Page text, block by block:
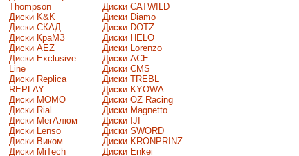
Thompson
Диски K&K
Диски СКАД
Диски КраМЗ
Диски AEZ
Диски Exclusive
Line
Диски Replica
REPLAY
Диски MOMO
Диски Rial
Диски МегАлюм
Диски Lenso
Диски Виком
Диски MiTech
Диски CATWILD
Диски Diamo
Диски DOTZ
Диски HELO
Диски Lorenzo
Диски ACE
Диски CMS
Диски TREBL
Диски KYOWA
Диски OZ Racing
Диски Magnetto
Диски IJI
Диски SWORD
Диски KRONPRINZ
Диски Enkei